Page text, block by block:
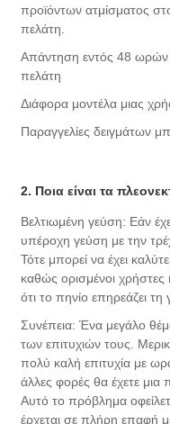
προϊόντων ατμίσματος
πελάτη.
Απάντηση εντός 48 ωρών
πελάτη
Διάφορα μοντέλα μιας
Παραγγελίες δειγμάτων
2. Ποια είναι τα
Βελτιωμένη γεύση: Εάν
υπέροχη γεύση με την
Τότε μπορεί να έχει
καθώς ορισμένοι
ότι το πηνίο επηρεάζει τη
Συνέπεια: Ένα μεγάλο
των επιτυχιών τους.
πολύ καλή επιτυχία με
άλλες φορές θα έχετε μια
Αυτό το πρόβλημα
έρχεται σε πλήρη επαφή